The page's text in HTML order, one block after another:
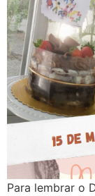
Para lembrar o